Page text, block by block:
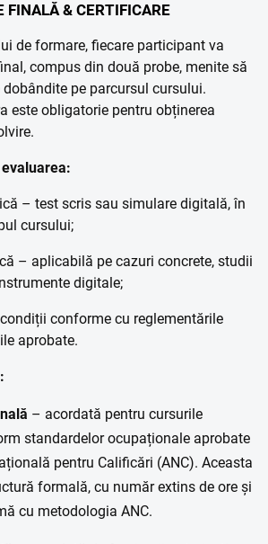
FINALĂ & CERTIFICARE
de formare, fiecare participant va
compus din două probe, menite să
pe parcursul cursului.
este obligatorie pentru obținerea
– test scris sau simulare digitală, în
cursului;
– aplicabilă pe cazuri concrete, studii
digitale;
conforme cu reglementările
aprobate.
– acordată pentru cursurile
standardelor ocupaționale aprobate
pentru Calificări (ANC). Aceasta
formală, cu număr extins de ore și
cu metodologia ANC.